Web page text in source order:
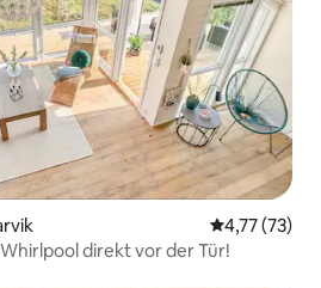
4,77 (73)
direkt vor der Tür!